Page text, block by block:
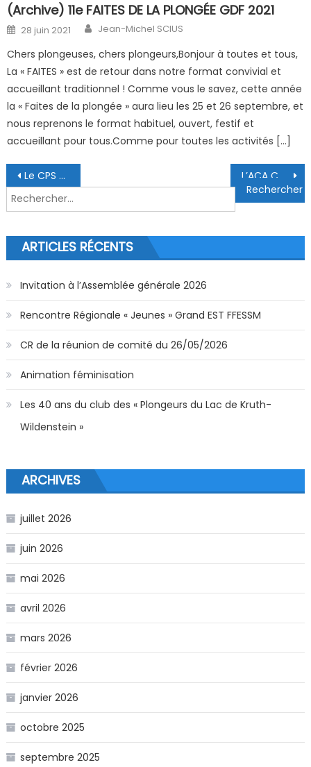
(Archive) 11e FAITES DE LA PLONGÉE GDF 2021
Posted on
28 juin 2021 Author
Jean-Michel SCIUS
Chers plongeuses, chers plongeurs,Bonjour à toutes et tous,
La « FAITES » est de retour dans notre format convivial et
accueillant traditionnel ! Comme vous le savez, cette année
la « Faites de la plongée » aura lieu les 25 et 26 septembre, et
nous reprenons le format habituel, ouvert, festif et
accueillant pour tous.Comme pour toutes les activités […]
Navigation de l’article
Le CPS Rixheim a un nouveau Président
Rechercher :
ARTICLES RÉCENTS
Invitation à l’Assemblée générale 2026
Rencontre Régionale « Jeunes » Grand EST FFESSM
CR de la réunion de comité du 26/05/2026
Animation féminisation
Les 40 ans du club des « Plongeurs du Lac de Kruth-
Wildenstein »
ARCHIVES
juillet 2026
juin 2026
mai 2026
avril 2026
mars 2026
février 2026
janvier 2026
octobre 2025
septembre 2025